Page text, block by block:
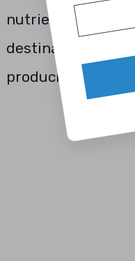
nutrientes
destinada a
producir mejores